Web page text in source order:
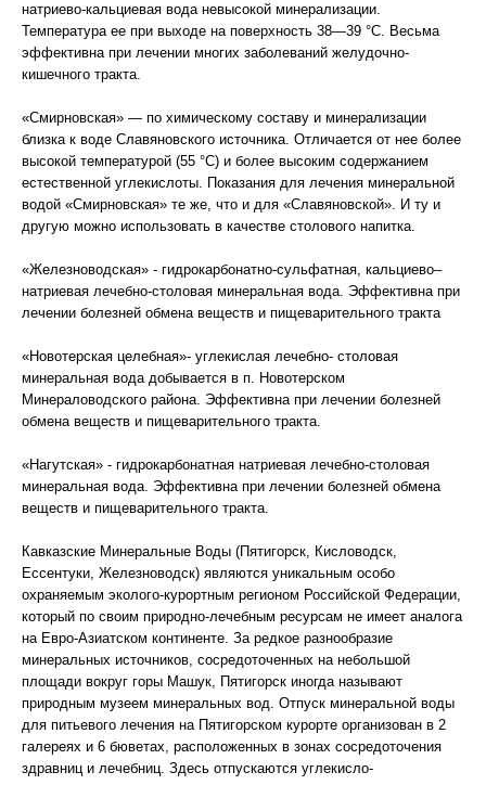
натриево-кальциевая вода невысокой минерализации.
Температура ее при выходе на поверхность 38—39 °С. Весьма
эффективна при лечении многих заболеваний желудочно-
кишечного тракта.
«Смирновская» — по химическому составу и минерализации
близка к воде Славяновского источника. Отличается от нее более
высокой температурой (55 °С) и более высоким содержанием
естественной углекислоты. Показания для лечения минеральной
водой «Смирновская» те же, что и для «Славяновской». И ту и
другую можно использовать в качестве столового напитка.
«Железноводская» - гидрокарбонатно-сульфатная, кальциево–
натриевая лечебно-столовая минеральная вода. Эффективна при
лечении болезней обмена веществ и пищеварительного тракта
«Новотерская целебная»- углекислая лечебно- столовая
минеральная вода добывается в п. Новотерском
Минераловодского района. Эффективна при лечении болезней
обмена веществ и пищеварительного тракта.
«Нагутская» - гидрокарбонатная натриевая лечебно-столовая
минеральная вода. Эффективна при лечении болезней обмена
веществ и пищеварительного тракта.
Кавказские Минеральные Воды (Пятигорск, Кисловодск,
Ессентуки, Железноводск) являются уникальным особо
охраняемым эколого-курортным регионом Российской Федерации,
который по своим природно-лечебным ресурсам не имеет аналога
на Евро-Азиатском континенте. За редкое разнообразие
минеральных источников, сосредоточенных на небольшой
площади вокруг горы Машук, Пятигорск иногда называют
природным музеем минеральных вод. Отпуск минеральной воды
для питьевого лечения на Пятигорском курорте организован в 2
галереях и 6 бюветах, расположенных в зонах сосредоточения
здравниц и лечебниц. Здесь отпускаются углекисло-